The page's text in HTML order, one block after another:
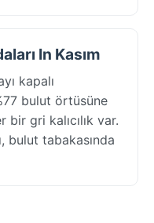
In Kasım
kapalı
bulut örtüsüne
gri kalıcılık var.
bulut tabakasında